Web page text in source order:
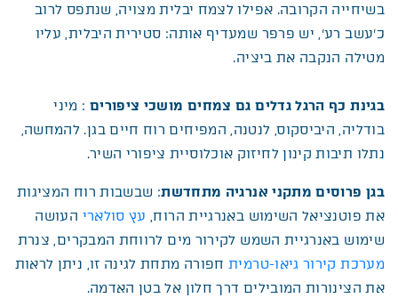
בשיחייה הקרובה. אפילו לצמח יבלית מצויה, שנתפס לרוב
כ’עשב רע’, יש פרפר שמעדיף אותה: סטירית היבלית, עליו
מטילה הנקבה את ביציה.
בגינת כף הרגל גדלים גם צמחים מושכי ציפורים : מיני
בודליה, היביסקוס, לנטנה, המפיחים רוח חיים בגן. להמחשה,
נתלו תיבות קינון לחיזוק אוכלוסיית ציפורי השיר.
בגן פרוסים מתקני אנרגיה מתחדשת: שבשבות רוח המציגות
את פוטנציאל השימוש באנרגיית הרוח, עץ סולארי העושה
שימוש באנרגיית השמש לקירור מים לרווחת המבקרים, צנרת
מערכת קירור גיאו-טרמיתחפורה מתחת לגינה זו, ניתן לראות
את הצינורות המובילים דרך חלון אל בטן האדמה.